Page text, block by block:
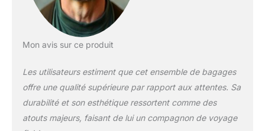
tandis que le sac
léger. CAPACITÉ
grandes valises et les
valises à main offrent
un design extensible,
Mon avis sur ce produit
Les utilisateurs estiment que cet ensemble de bagages
offre une qualité supérieure par rapport aux attentes. Sa
durabilité et son esthétique ressortent comme des
atouts majeurs, faisant de lui un compagnon de voyage